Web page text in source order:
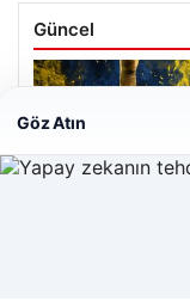
Güncel
Ağustos 7, 2026
Altın fiyatları
oldu? Gram,
deneyiminizi
Göz Atın